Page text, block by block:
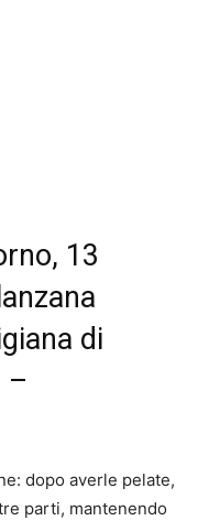
13
di
–
dopo averle pelate,
parti, mantenendo